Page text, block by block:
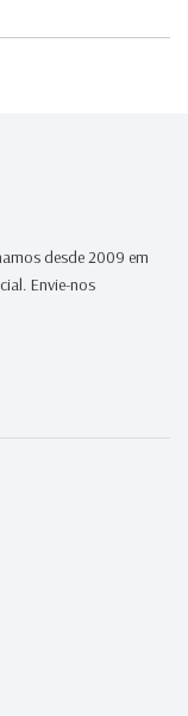
desde 2009 em
Envie-nos